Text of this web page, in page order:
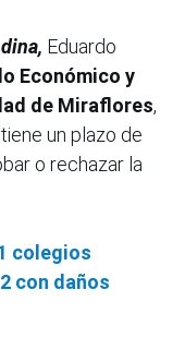
Eduardo
Económico y
de Miraflores,
un plazo de
o rechazar la
colegios
con daños